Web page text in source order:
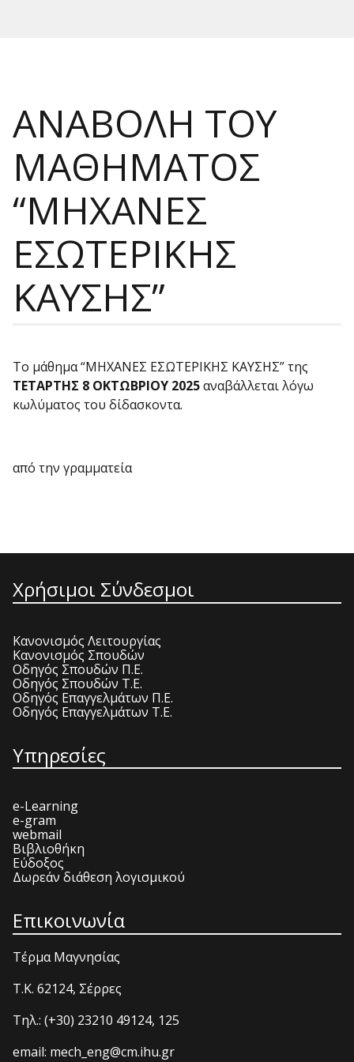
ΑΝΑΒΟΛΗ ΤΟΥ
ΜΑΘΗΜΑΤΟΣ
“ΜΗΧΑΝΕΣ
ΕΣΩΤΕΡΙΚΗΣ
ΚΑΥΣΗΣ”
Το μάθημα “ΜΗΧΑΝΕΣ ΕΣΩΤΕΡΙΚΗΣ ΚΑΥΣΗΣ” της
ΤΕΤΑΡΤΗΣ 8 ΟΚΤΩΒΡΙΟΥ 2025αναβάλλεται λόγω
κωλύματος του δίδασκοντα.
από την γραμματεία
Χρήσιμοι Σύνδεσμοι
Κανονισμός Λειτουργίας
Κανονισμός Σπουδών
Οδηγός Σπουδών Π.Ε.
Οδηγός Σπουδών Τ.Ε.
Οδηγός Επαγγελμάτων Π.Ε.
Οδηγός Επαγγελμάτων Τ.Ε.
Υπηρεσίες
e-Learning
e-gram
webmail
Βιβλιοθήκη
Εύδοξος
Δωρεάν διάθεση λογισμικού
Επικοινωνία
Τέρμα Μαγνησίας
T.K. 62124, Σέρρες
Τηλ.: (+30) 23210 49124, 125
email: mech_eng@cm.ihu.gr